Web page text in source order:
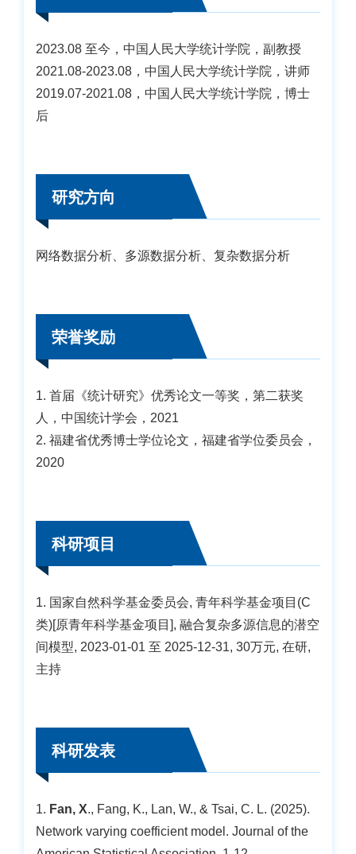
2023.08 至今，中国人民大学统计学院，副教授
2021.08-2023.08，中国人民大学统计学院，讲师
2019.07-2021.08，中国人民大学统计学院，博士
后
研究方向
网络数据分析、多源数据分析、复杂数据分析
荣誉奖励
1. 首届《统计研究》优秀论文一等奖，第二获奖
人，中国统计学会，2021
2. 福建省优秀博士学位论文，福建省学位委员会，
2020
科研项目
1. 国家自然科学基金委员会, 青年科学基金项目(C
类)[原青年科学基金项目], 融合复杂多源信息的潜空
间模型, 2023-01-01 至 2025-12-31, 30万元, 在研,
主持
科研发表
1. Fan, X., Fang, K., Lan, W., & Tsai, C. L. (2025).
Network varying coefficient model. Journal of the